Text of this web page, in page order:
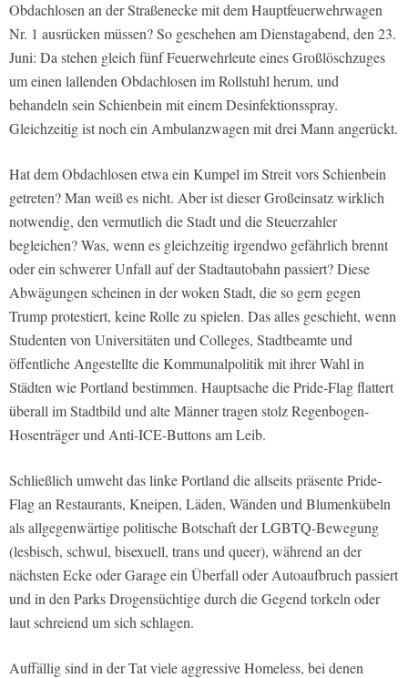
Obdachlosen an der Straßenecke mit dem Hauptfeuerwehrwagen
Nr. 1 ausrücken müssen? So geschehen am Dienstagabend, den 23.
Juni: Da stehen gleich fünf Feuerwehrleute eines Großlöschzuges
um einen lallenden Obdachlosen im Rollstuhl herum, und
behandeln sein Schienbein mit einem Desinfektionsspray.
Gleichzeitig ist noch ein Ambulanzwagen mit drei Mann angerückt.
Hat dem Obdachlosen etwa ein Kumpel im Streit vors Schienbein
getreten? Man weiß es nicht. Aber ist dieser Großeinsatz wirklich
notwendig, den vermutlich die Stadt und die Steuerzahler
begleichen? Was, wenn es gleichzeitig irgendwo gefährlich brennt
oder ein schwerer Unfall auf der Stadtautobahn passiert? Diese
Abwägungen scheinen in der woken Stadt, die so gern gegen
Trump protestiert, keine Rolle zu spielen. Das alles geschieht, wenn
Studenten von Universitäten und Colleges, Stadtbeamte und
öffentliche Angestellte die Kommunalpolitik mit ihrer Wahl in
Städten wie Portland bestimmen. Hauptsache die Pride-Flag flattert
überall im Stadtbild und alte Männer tragen stolz Regenbogen-
Hosenträger und Anti-ICE-Buttons am Leib.
Schließlich umweht das linke Portland die allseits präsente Pride-
Flag an Restaurants, Kneipen, Läden, Wänden und Blumenkübeln
als allgegenwärtige politische Botschaft der LGBTQ-Bewegung
(lesbisch, schwul, bisexuell, trans und queer), während an der
nächsten Ecke oder Garage ein Überfall oder Autoaufbruch passiert
und in den Parks Drogensüchtige durch die Gegend torkeln oder
laut schreiend um sich schlagen.
Auffällig sind in der Tat viele aggressive Homeless, bei denen